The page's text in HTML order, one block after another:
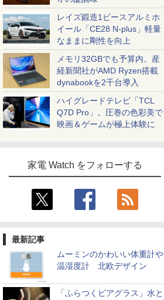
レイズ鍛造1ピースアルミホ
イール「CE28 N-plus」軽量
なままに剛性を向上
メモリ32GBでも予算内。産
経新聞社がAMD Ryzen搭載
dynabookを2千台導入
ハイグレードテレビ「TCL
Q7D Pro」。圧巻の色彩美で
映画＆ゲームが極上体験に
家電 Watch をフォローする
最新記事
ムーミンのかわいい体重計や
温湿度計 北欧デザイン
「ふらつくビアグラス」水と